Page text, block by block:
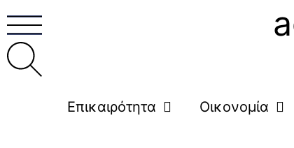
Επικαιρότητα Οικονομία